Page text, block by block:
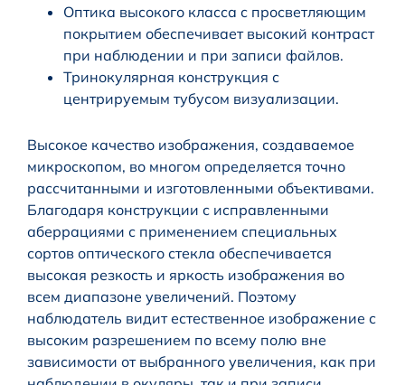
Оптика высокого класса с просветляющим
покрытием обеспечивает высокий контраст
при наблюдении и при записи файлов.
Тринокулярная конструкция с
центрируемым тубусом визуализации.
Высокое качество изображения, создаваемое
микроскопом, во многом определяется точно
рассчитанными и изготовленными объективами.
Благодаря конструкции с исправленными
аберрациями с применением специальных
сортов оптического стекла обеспечивается
высокая резкость и яркость изображения во
всем диапазоне увеличений. Поэтому
наблюдатель видит естественное изображение с
высоким разрешением по всему полю вне
зависимости от выбранного увеличения, как при